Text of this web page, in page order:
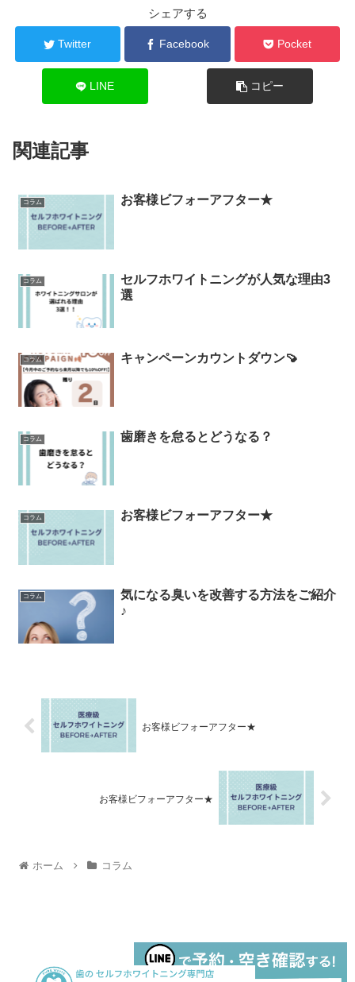
シェアする
Twitter Facebook Pocket
LINE コピー
関連記事
コラム お客様ビフォーアフター★
コラム
セルフホワイトニングが人気な理由3
選
コラム キャンペーンカウントダウン🍠
コラム 歯磨きを怠るとどうなる？
コラム お客様ビフォーアフター★
コラム
気になる臭いを改善する方法をご紹介
♪
お客様ビフォーアフター★
お客様ビフォーアフター★
ホーム コラム